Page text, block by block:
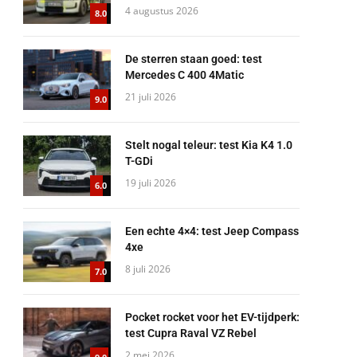
8.0 4 augustus 2026
9.0
De sterren staan goed: test
Mercedes C 400 4Matic
21 juli 2026
6.0
Stelt nogal teleur: test Kia K4 1.0
T-GDi
19 juli 2026
7.0
Een echte 4×4: test Jeep Compass
4xe
8 juli 2026
Pocket rocket voor het EV-tijdperk:
test Cupra Raval VZ Rebel